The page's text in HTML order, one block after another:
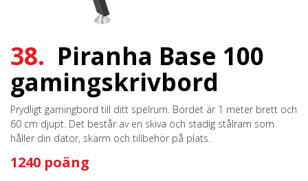
38. Piranha Base 100
gamingskrivbord
Prydligt gamingbord till ditt spelrum. Bordet är 1 meter brett och
60 cm djupt. Det består av en skiva och stadig stålram som
håller din dator, skärm och tillbehör på plats.
1240 poäng